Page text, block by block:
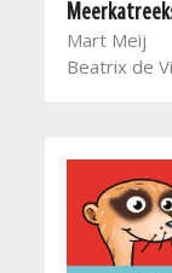
Mart Meij
Beatrix de